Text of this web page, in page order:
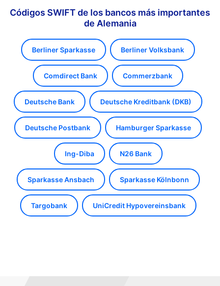
Códigos SWIFT de los bancos más importantes
de Alemania
Berliner Sparkasse Berliner Volksbank
Comdirect Bank Commerzbank
Deutsche Bank Deutsche Kreditbank (DKB)
Deutsche Postbank Hamburger Sparkasse
Ing-Diba N26 Bank
Sparkasse Ansbach Sparkasse Kölnbonn
Targobank UniCredit Hypovereinsbank